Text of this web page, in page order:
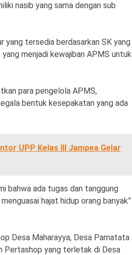
nasib yang sama dengan sub
yang tersedia berdasarkan SK yang
menjadi kewajiban APMS untuk
para pengelola APMS,
bentuk kesepakatan yang ada
UPP Kelas III Jampea Gelar
bahwa ada tugas dan tanggung
hajat hidup orang banyak”
Desa Maharayya, Desa Pamatata
Pertashop yang terletak di Desa